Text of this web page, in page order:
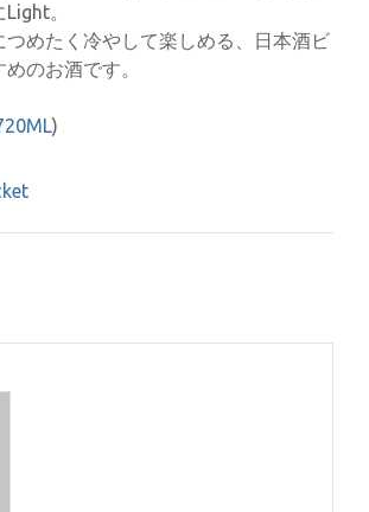
。
つめたく冷やして楽しめる、日本酒ビ
のお酒です。
)